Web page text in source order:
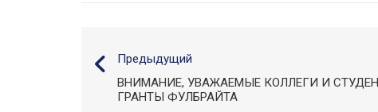
Предыдущий
ВНИМАНИЕ, УВАЖАЕМЫЕ КОЛЛЕГИ И
ГРАНТЫ ФУЛБРАЙТА